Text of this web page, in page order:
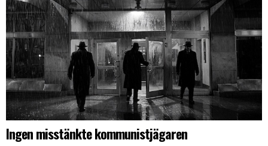
Ingen misstänkte kommunistjägaren